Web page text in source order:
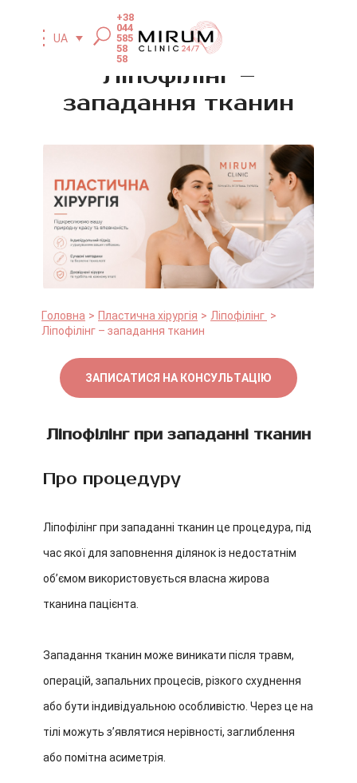
UA
+38
044
585
58
58
Ліпофілінг –
западання тканин
Головна Пластична хірургія
Ліпофілінг
Ліпофілінг – западання тканин
ЗАПИСАТИСЯ НА КОНСУЛЬТАЦІЮ
Ліпофілінг при западанні тканин
Про процедуру
Ліпофілінг при западанні тканин це процедура, під
час якої для заповнення ділянок із недостатнім
об’ємом використовується власна жирова
тканина пацієнта.
Западання тканин може виникати після травм,
операцій, запальних процесів, різкого схуднення
або бути індивідуальною особливістю. Через це на
тілі можуть з’являтися нерівності, заглиблення
або помітна асиметрія.